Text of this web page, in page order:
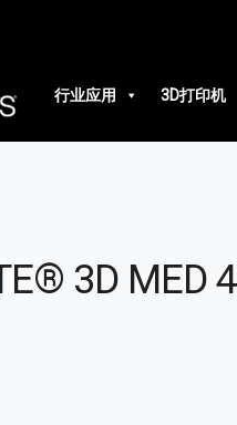
行业应用 3D打印机
3D